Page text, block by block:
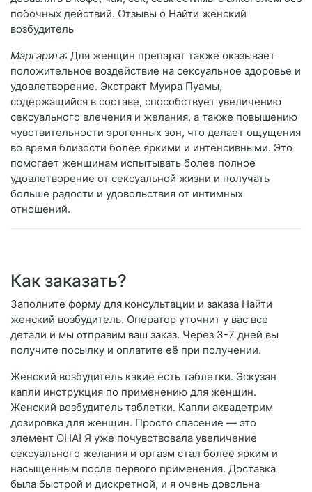
побочных действий. Отзывы о Найти женский
возбудитель
Маргарита: Для женщин препарат также оказывает
положительное воздействие на сексуальное здоровье и
удовлетворение. Экстракт Муира Пуамы,
содержащийся в составе, способствует увеличению
сексуального влечения и желания, а также повышению
чувствительности эрогенных зон, что делает ощущения
во время близости более яркими и интенсивными. Это
помогает женщинам испытывать более полное
удовлетворение от сексуальной жизни и получать
больше радости и удовольствия от интимных
отношений.
Как заказать?
Заполните форму для консультации и заказа Найти
женский возбудитель. Оператор уточнит у вас все
детали и мы отправим ваш заказ. Через 3-7 дней вы
получите посылку и оплатите её при получении.
Женский возбудитель какие есть таблетки. Эскузан
капли инструкция по применению для женщин.
Женский возбудитель таблетки. Капли аквадетрим
дозировка для женщин. Просто спасение — это
элемент ОНА! Я уже почувствовала увеличение
сексуального желания и оргазм стал более ярким и
насыщенным после первого применения. Доставка
была быстрой и дискретной, и я очень довольна